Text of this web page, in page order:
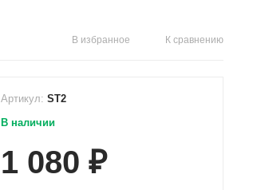
В избранное К сравнению
Артикул: ST2
В наличии
1 080 ₽